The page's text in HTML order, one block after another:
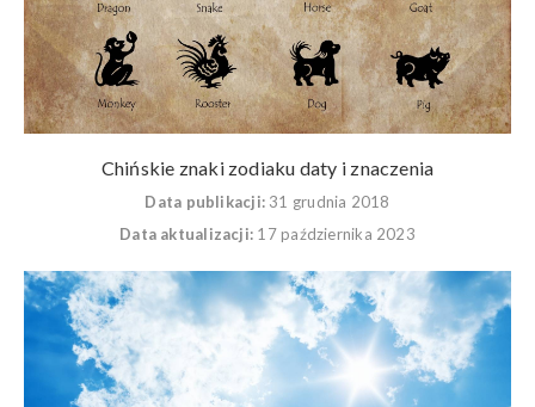
Chińskie znaki zodiaku daty i znaczenia
Data publikacji: 31 grudnia 2018
Data aktualizacji: 17 października 2023